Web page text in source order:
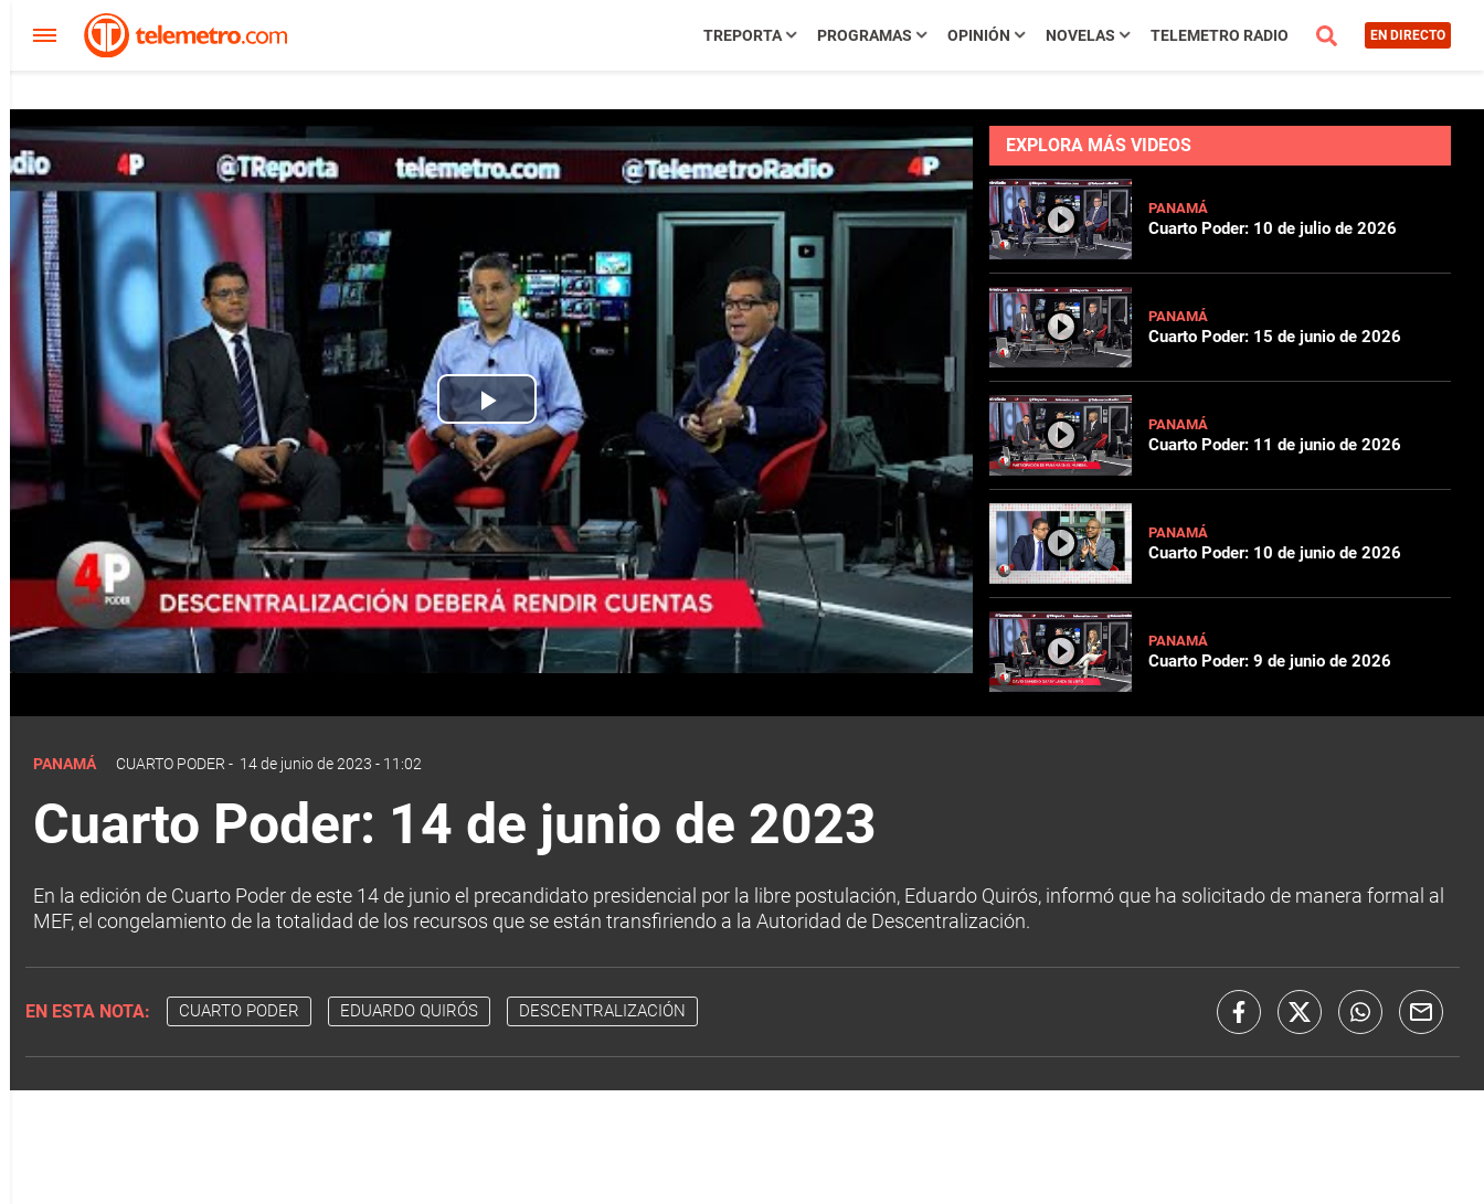
TREPORTA PROGRAMAS OPINIÓN NOVELAS TELEMETRO RADIO EN DIRECTO
Play
Video
EXPLORA MÁS VIDEOS
PANAMÁ
Cuarto Poder: 10 de julio de 2026
PANAMÁ
Cuarto Poder: 15 de junio de 2026
PANAMÁ
Cuarto Poder: 11 de junio de 2026
PANAMÁ
Cuarto Poder: 10 de junio de 2026
PANAMÁ
Cuarto Poder: 9 de junio de 2026
PANAMÁ CUARTO PODER - 14 de junio de 2023 - 11:02
Cuarto Poder: 14 de junio de 2023
En la edición de Cuarto Poder de este 14 de junio el precandidato presidencial por la libre postulación, Eduardo Quirós, informó que ha solicitado de manera formal al
MEF, el congelamiento de la totalidad de los recursos que se están transfiriendo a la Autoridad de Descentralización.
EN ESTA NOTA: CUARTO PODER EDUARDO QUIRÓS DESCENTRALIZACIÓN